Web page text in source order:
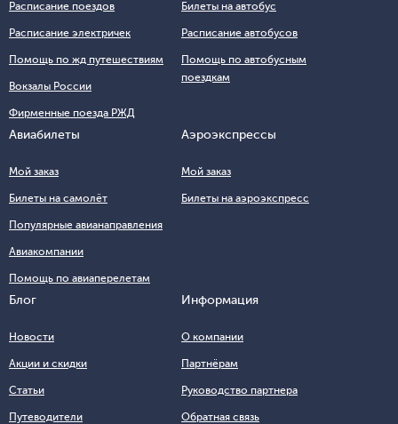
Расписание поездов
Расписание электричек
Помощь по жд путешествиям
Вокзалы России
Фирменные поезда РЖД
Билеты на автобус
Расписание автобусов
Помощь по автобусным
поездкам
Авиабилеты
Мой заказ
Билеты на самолёт
Популярные авианаправления
Авиакомпании
Помощь по авиаперелетам
Аэроэкспрессы
Мой заказ
Билеты на аэроэкспресс
Блог
Новости
Акции и скидки
Статьи
Путеводители
Информация
О компании
Партнёрам
Руководство партнера
Обратная связь